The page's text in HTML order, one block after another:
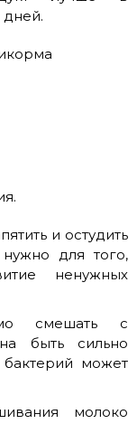
дней.
и остудить
для того,
ненужных
смешать с
быть сильно
может
молоко